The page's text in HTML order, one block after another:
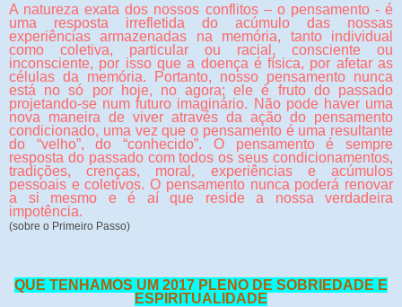
A natureza exata dos nossos conflitos – o pensamento - é
uma resposta irrefletida do acúmulo das nossas
experiências armazenadas na memória, tanto individual
como coletiva, particular ou racial, consciente ou
inconsciente, por isso que a doença é física, por afetar as
células da memória. Portanto, nosso pensamento nunca
está no só por hoje, no agora; ele é fruto do passado
projetando-se num futuro imaginário. Não pode haver uma
nova maneira de viver através da ação do pensamento
condicionado, uma vez que o pensamento é uma resultante
do “velho”, do “conhecido”. O pensamento é sempre
resposta do passado com todos os seus condicionamentos,
tradições, crenças, moral, experiências e acúmulos
pessoais e coletivos. O pensamento nunca poderá renovar
a si mesmo e é aí que reside a nossa verdadeira
impotência.
(sobre o Primeiro Passo)
QUE TENHAMOS UM 2017 PLENO DE SOBRIEDADE E
ESPIRITUALIDADE